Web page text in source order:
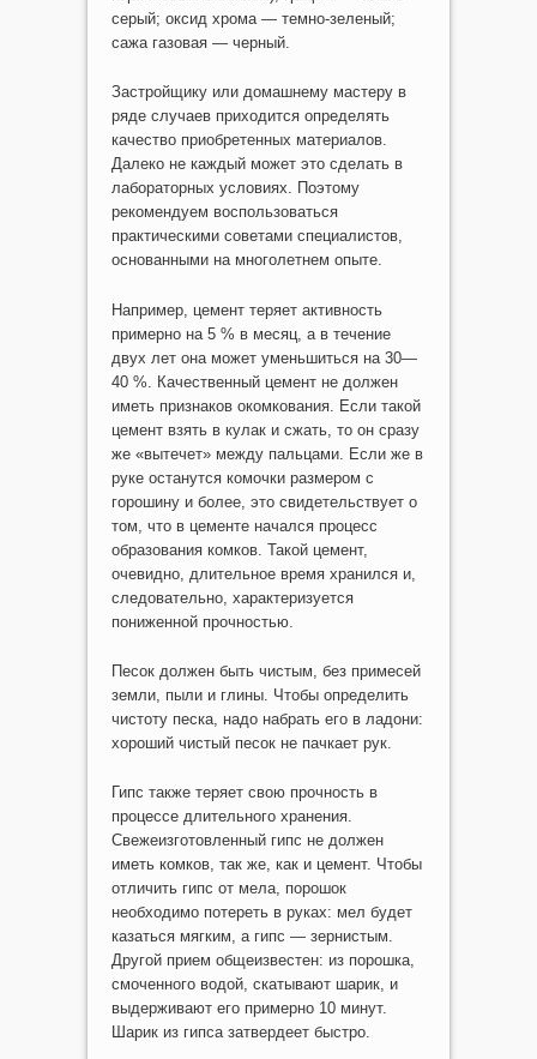
серый; оксид хрома — темно-зеленый;
сажа газовая — черный.
Застройщику или домашнему мастеру в
ряде случаев приходится определять
качество приобретенных материалов.
Далеко не каждый может это сделать в
лабораторных условиях. Поэтому
рекомендуем воспользоваться
практическими советами специалистов,
основанными на многолетнем опыте.
Например, цемент теряет активность
примерно на 5 % в месяц, а в течение
двух лет она может уменьшиться на 30—
40 %. Качественный цемент не должен
иметь признаков окомкования. Если такой
цемент взять в кулак и сжать, то он сразу
же «вытечет» между пальцами. Если же в
руке останутся комочки размером с
горошину и более, это свидетельствует о
том, что в цементе начался процесс
образования комков. Такой цемент,
очевидно, длительное время хранился и,
следовательно, характеризуется
пониженной прочностью.
Песок должен быть чистым, без примесей
земли, пыли и глины. Чтобы определить
чистоту песка, надо набрать его в ладони:
хороший чистый песок не пачкает рук.
Гипс также теряет свою прочность в
процессе длительного хранения.
Свежеизготовленный гипс не должен
иметь комков, так же, как и цемент. Чтобы
отличить гипс от мела, порошок
необходимо потереть в руках: мел будет
казаться мягким, а гипс — зернистым.
Другой прием общеизвестен: из порошка,
смоченного водой, скатывают шарик, и
выдерживают его примерно 10 минут.
Шарик из гипса затвердеет быстро.